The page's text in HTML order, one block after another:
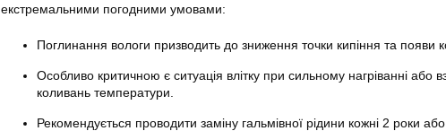
екстремальними погодними умовами:
Поглинання вологи призводить до зниження точки кипіння та появи
Особливо критичною є ситуація влітку при сильному нагріванні або
коливань температури.
Рекомендується проводити заміну гальмівної рідини кожні 2 роки